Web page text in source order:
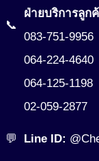
Non-
Cream
O/W
W/O
W/Si
สารสร้างฟิ
สารสร้างเ
สารออกฤท
📞
ฝ่ายบริการลูก
083-751-9956
064-224-4640
064-125-1198
02-059-2877
💬 Line ID: